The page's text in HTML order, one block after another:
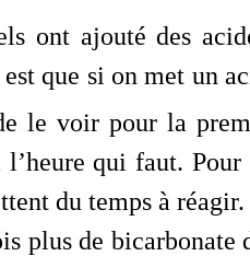
ont ajouté des
que si on met un
le voir pour la
qui faut.
du temps à réagir.
plus de